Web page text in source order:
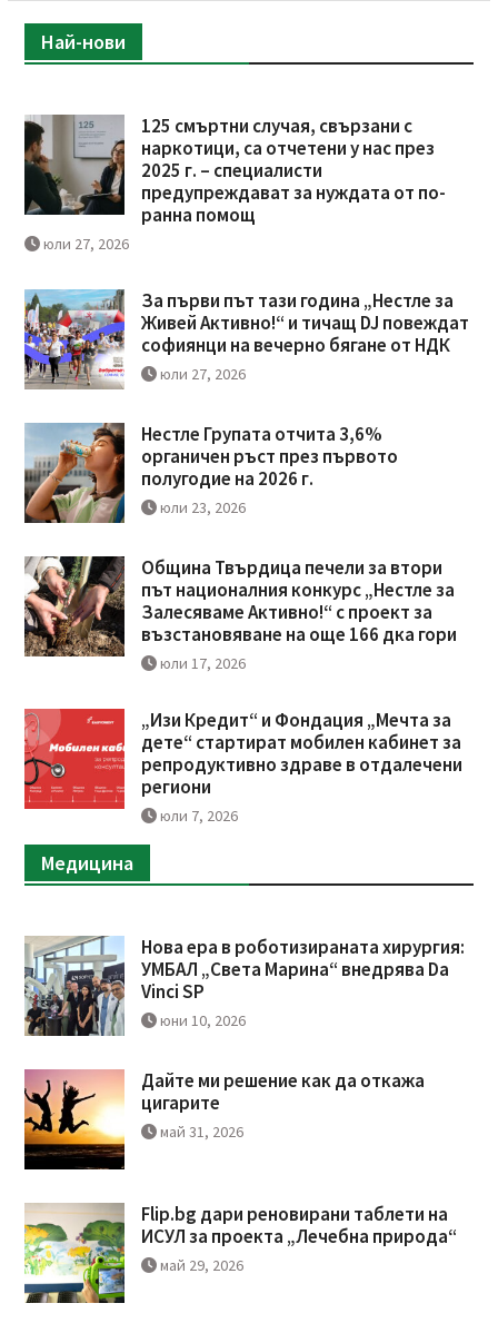
Най-нови
125 смъртни случая, свързани с
наркотици, са отчетени у нас през
2025 г. – специалисти
предупреждават за нуждата от по-
ранна помощ
юли 27, 2026
За първи път тази година „Нестле за
Живей Активно!“ и тичащ DJ повеждат
софиянци на вечерно бягане от НДК
юли 27, 2026
Нестле Групата отчита 3,6%
органичен ръст през първото
полугодие на 2026 г.
юли 23, 2026
Община Твърдица печели за втори
път националния конкурс „Нестле за
Залесяваме Активно!“ с проект за
възстановяване на още 166 дка гори
юли 17, 2026
„Изи Кредит“ и Фондация „Мечта за
дете“ стартират мобилен кабинет за
репродуктивно здраве в отдалечени
региони
юли 7, 2026
Медицина
Нова ера в роботизираната хирургия:
УМБАЛ „Света Марина“ внедрява Da
Vinci SP
юни 10, 2026
Дайте ми решение как да откажа
цигарите
май 31, 2026
Flip.bg дари реновирани таблети на
ИСУЛ за проекта „Лечебна природа“
май 29, 2026